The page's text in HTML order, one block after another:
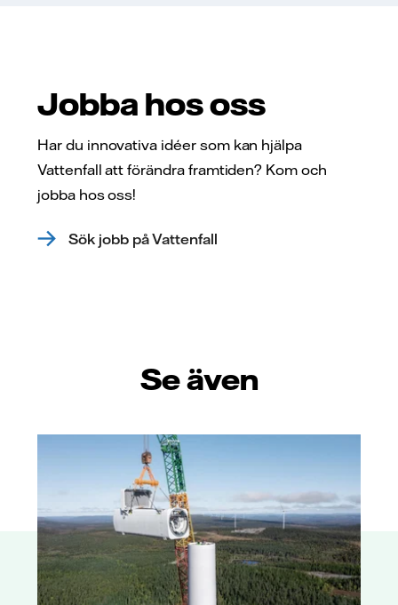
Jobba hos oss
Har du innovativa idéer som kan hjälpa
Vattenfall att förändra framtiden? Kom och
jobba hos oss!
Sök jobb på Vattenfall
Se även